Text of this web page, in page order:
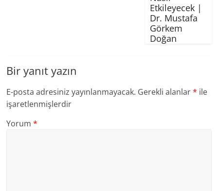
Etkileyecek |
Dr. Mustafa
Görkem
Doğan
Bir yanıt yazın
E-posta adresiniz yayınlanmayacak. Gerekli alanlar* ile
işaretlenmişlerdir
Yorum*